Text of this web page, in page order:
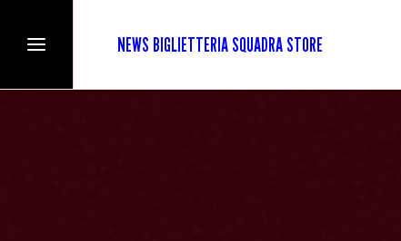
NEWS BIGLIETTERIA SQUADRA STORE